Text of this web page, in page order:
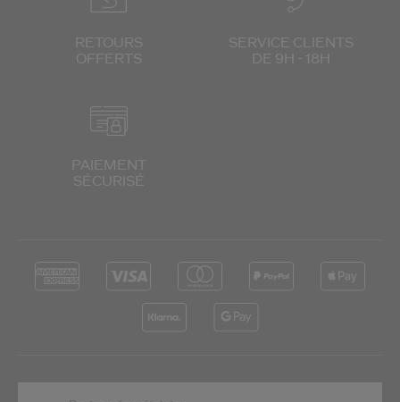
RETOURS
OFFERTS
SERVICE CLIENTS
DE 9H - 18H
PAIEMENT
SÉCURISÉ